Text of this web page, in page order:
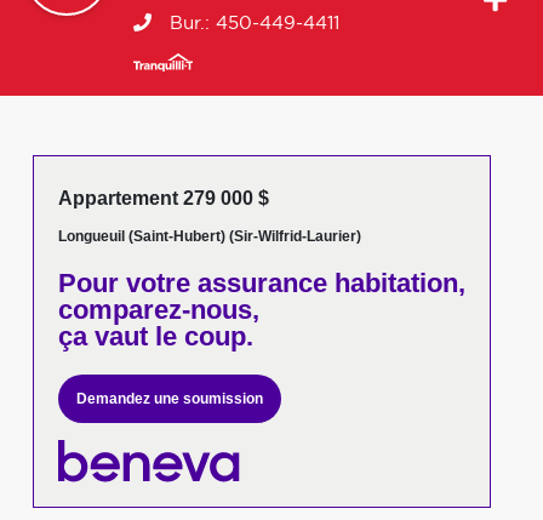
Bur.: 450-449-4411
Appartement 279 000 $
Longueuil (Saint-Hubert) (Sir-Wilfrid-Laurier)
Pour votreassurance habitation,
comparez-nous,
ça vaut le coup.
Demandez une soumission